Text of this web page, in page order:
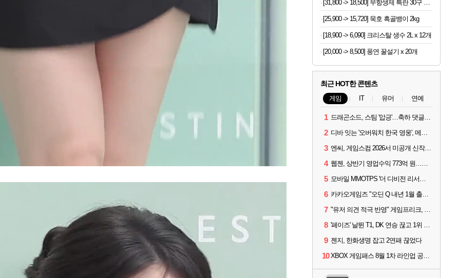
[25,900 -> 15,720] 묵호 흑골뱅이 2kg
[18,900 -> 6,090] 크리스탈 생수 2L x 12개
[20,000 -> 8,500] 풍연 꿀설기 x 20개
최근 HOT한 콘텐츠
게임 IT 유머 연예
1 드래곤소드, 스팀 '압긍'…축하 댓글 달고 게임 코드 받자!
2 디바 잇는 '오버워치 한국 영웅', 메카 파일럿 디몬 나온다
3 엔씨, 게임스컴 2026서 미공개 신작 최초 공개
4 웹젠, 상반기 영업수익 773억 원…순이익 89% 증가
5 모바일 MMOTPS '더 디비전 리서전스', 6일 스팀에도 출시
6 카카오게임즈 "오딘 Q 내년 1월 출시, 연기는 없다"
7 "유저 의견 적극 반영" 게임프리크, 비스트 오브 리인카네이션 개선 나선다
8 '페이즈' 날뛴 T1, DK 연승 끊고 1위 지켜
9 젠지, 한화생명 잡고 2연패 끊었다
10 XBOX 게임패스 8월 1차 라인업 공개... '비스트 오브 리인카네이션' 즉시 합류